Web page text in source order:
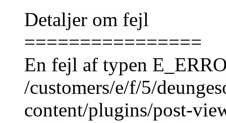
Detaljer om fejl
================
En fejl af typen
/customers/e/f/5/
content/plugins/post-